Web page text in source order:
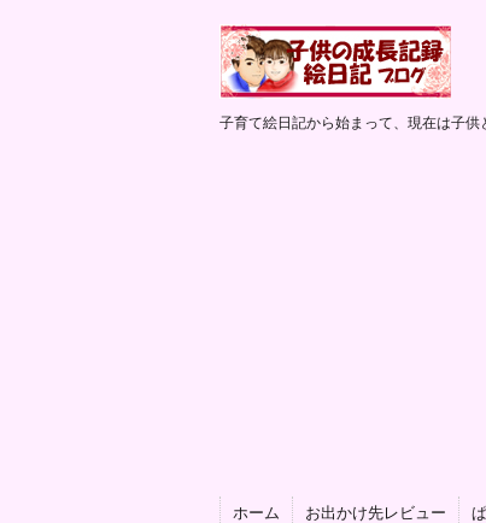
子育て絵日記から始まって、現在は子
ホーム お出かけ先レビュー